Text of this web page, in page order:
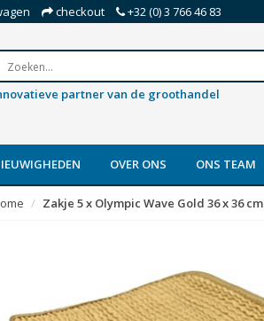
checkout +32 (0) 3 766 46 83
partner van de groothandel
OVER ONS ONS TEAM
Zakje 5 x Olympic Wave Gold 36 x 36 cm